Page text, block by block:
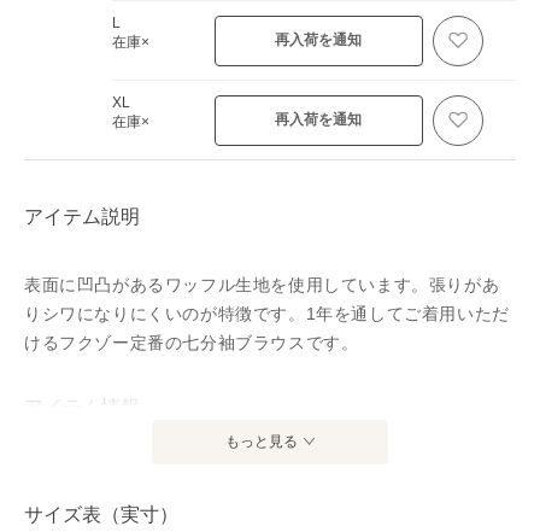
L
在庫×
再入荷を通知
XL
在庫×
再入荷を通知
アイテム説明
表面に凹凸があるワッフル生地を使用しています。張りがあ
りシワになりにくいのが特徴です。1年を通してご着用いただ
けるフクゾー定番の七分袖ブラウスです。
アイテム情報
もっと見る
サイズ表（実寸）